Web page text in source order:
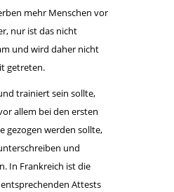
mehr Menschen vor
nur ist das nicht
und wird daher nicht
getreten.
trainiert sein sollte,
allem bei den ersten
gezogen werden sollte,
und
In Frankreich ist die
Attests